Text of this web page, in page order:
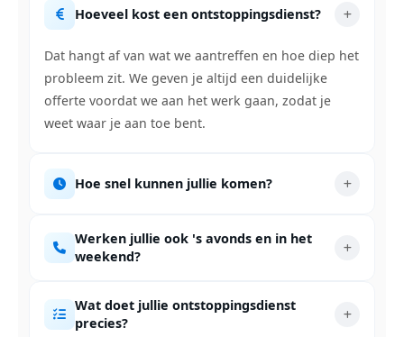
Hoeveel kost een ontstoppingsdienst?
Dat hangt af van wat we aantreffen en hoe diep het
probleem zit. We geven je altijd een duidelijke
offerte voordat we aan het werk gaan, zodat je
weet waar je aan toe bent.
Hoe snel kunnen jullie komen?
Werken jullie ook 's avonds en in het
weekend?
Wat doet jullie ontstoppingsdienst
precies?